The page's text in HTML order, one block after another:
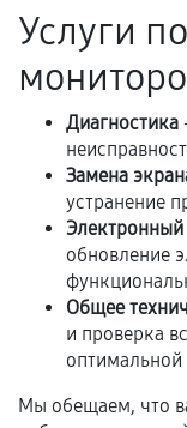
Обращение
срока.
отдельных
Если
Гарантия на
сохраняться
соблюдены
Услуги
Диагностика
Замена
устранение
обновление
Общее
и проверка
оптимальной
Мы обещаем, что